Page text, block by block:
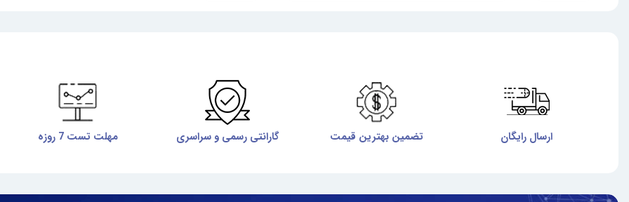
ارسال رایگان تضمین بهترین قیمت گارانتی رسمی و سراسری مهلت تست 7 روزه